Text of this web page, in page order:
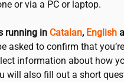
or via a PC or laptop.
running in Catalan, English
asked to confirm that
information about how
will also fill out a short